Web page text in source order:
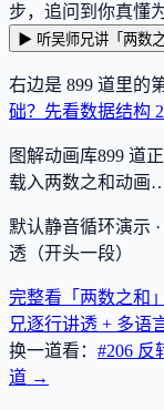
步，追问到你真懂
▶ 听吴师兄讲「两数之
右边是 899 道里的
础？先看数据结构
图解动画库899 道
载入两数之和动画
默认静音循环演示
透（开头一段）
完整看「两数之和
兄逐行讲透 + 多语
换一道看： #206 反
道 →